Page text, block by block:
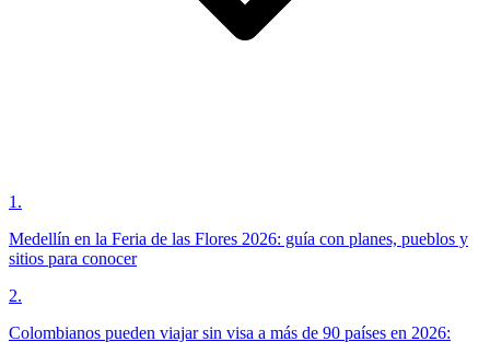
1 .
Medellín en la Feria de las Flores 2026: guía con planes, pueblos y
sitios para conocer
2.
Colombianos pueden viajar sin visa a más de 90 países en 2026: